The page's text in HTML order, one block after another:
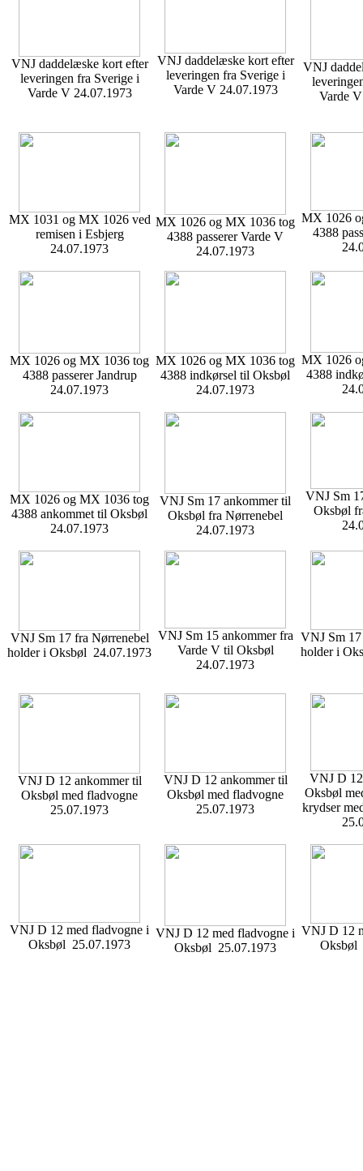
VNJ daddelæske kort efter
leveringen fra Sverige i
Varde V 24.07.1973
VNJ daddelæske kort efter
leveringen fra Sverige i
Varde V 24.07.1973
VNJ
Varde
MX 1031 og MX 1026 ved
remisen i Esbjerg
24.07.1973
MX 1026 og MX 1036 tog
4388 passerer Varde V
24.07.1973
MX 1026
4388
MX 1026 og MX 1036 tog
4388 passerer Jandrup
24.07.1973
MX 1026 og MX 1036 tog
4388 indkørsel til Oksbøl
24.07.1973
MX 1026
4388
MX 1026 og MX 1036 tog
4388 ankommet til Oksbøl
24.07.1973
VNJ Sm 17 ankommer til
Oksbøl fra Nørrenebel
24.07.1973
VNJ Sm
Oksbøl
VNJ Sm 17 fra Nørrenebel
holder i Oksbøl 24.07.1973
VNJ Sm 15 ankommer fra
Varde V til Oksbøl
24.07.1973
VNJ Sm
holder i
VNJ D 12 ankommer til
Oksbøl med fladvogne
25.07.1973
VNJ D 12 ankommer til
Oksbøl med fladvogne
25.07.1973
VNJ D
Oksbøl
krydser
VNJ D 12 med fladvogne i
Oksbøl 25.07.1973
VNJ D 12 med fladvogne i
Oksbøl 25.07.1973
VNJ D 12
Oksbøl